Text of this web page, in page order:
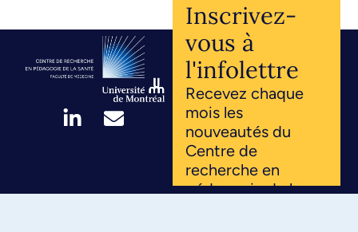
Inscrivez-
vous à
l'infolettre
Recevez chaque
mois les
nouveautés du
Centre de
recherche en
pédagogie de la